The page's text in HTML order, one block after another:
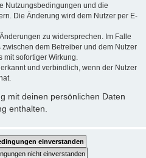
Nutzungsbedingungen und die
Die Änderung wird dem Nutzer per E-
zu widersprechen. Im Falle
dem Betreiber und dem Nutzer
mit sofortiger Wirkung.
und verbindlich, wenn der Nutzer
mit deinen persönlichen Daten
enthalten.